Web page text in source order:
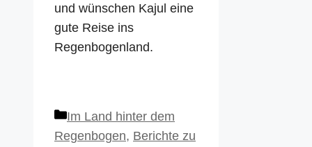
und wünschen Kajul eine
gute Reise ins
Regenbogenland.
Kategorien
Im Land hinter dem
Regenbogen, Berichte zu